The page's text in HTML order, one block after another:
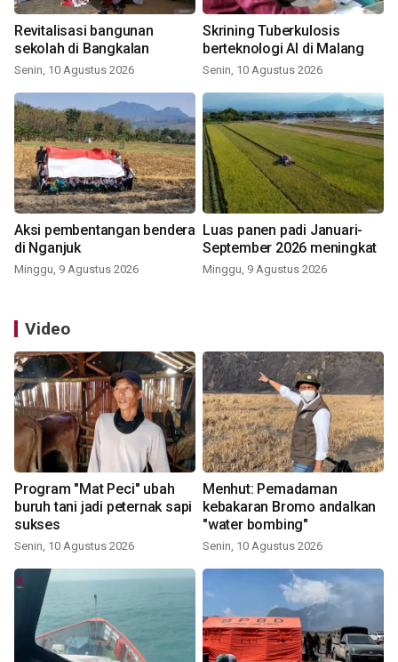
Revitalisasi bangunan
sekolah di Bangkalan
Senin, 10 Agustus 2026
Skrining Tuberkulosis
berteknologi AI di Malang
Senin, 10 Agustus 2026
Aksi pembentangan bendera
di Nganjuk
Minggu, 9 Agustus 2026
Luas panen padi Januari-
September 2026 meningkat
Minggu, 9 Agustus 2026
Video
Program "Mat Peci" ubah
buruh tani jadi peternak sapi
sukses
Senin, 10 Agustus 2026
Menhut: Pemadaman
kebakaran Bromo andalkan
"water bombing"
Senin, 10 Agustus 2026